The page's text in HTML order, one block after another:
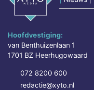
Hoofdvestiging:
van Benthuizenlaan 1
1701 BZ Heerhugowaard
072 8200 600
redactie@xyto.nl